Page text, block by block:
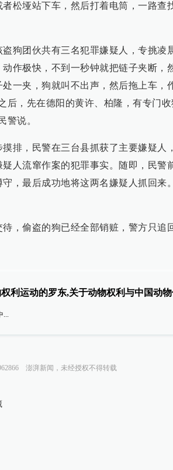
松垭站下车，然后打着电筒，一路查
盗狗团伙共有三名犯罪嫌疑人，专挑凌
作极快，不到一秒钟就把链子夹断，
一夹，狗就叫不出声，然后拖上车，
后，先在德阳的黄许、柏隆，有专门
警说。
排，民警在三台县抓获了主要嫌疑人
人流窜作案的犯罪事实。随即，民警
守，最后成功地将这两名嫌疑人抓回来
，偷盗的狗已经全部销赃，警方只追
利运动的罗东,关于动物权利与中国动
...
澎湃新闻，未经授权不得转载